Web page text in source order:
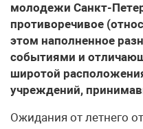
молодежи Санкт-
противоречивое
этом наполненное
событиями и
широтой
учреждений,
Ожидания от летнего